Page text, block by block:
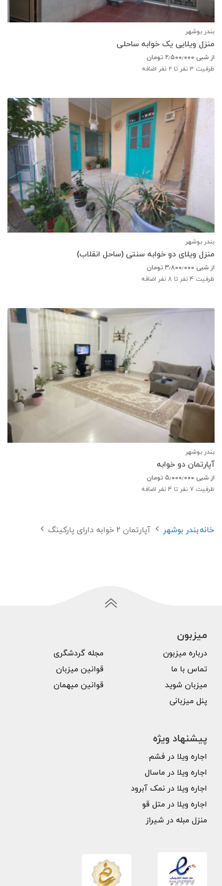
بندر بوشهر
منزل ویلایی یک خوابه ساحلی
از شبی ۲٫۵۰۰٫۰۰۰ تومان
ظرفیت 3 نفر تا 2 نفر اضافه
بندر بوشهر
منزل ویلای دو خوابه سنتی (ساحل انقلاب)
از شبی ۳٫۸۰۰٫۰۰۰ تومان
ظرفیت 4 نفر تا 8 نفر اضافه
بندر بوشهر
آپارتمان دو خوابه
از شبی ۵٫۰۰۰٫۰۰۰ تومان
ظرفیت 7 نفر تا 4 نفر اضافه
خانهبندر بوشهر آپارتمان 2 خوابه دارای پارکینگ
میزبون
درباره میزبون
تماس با ما
میزبان شوید
پنل میزبانی
مجله گردشگری
قوانین میزبان
قوانین میهمان
پیشنهاد ویژه
اجاره ویلا در فشم
اجاره ویلا در ماسال
اجاره ویلا در نمک آبرود
اجاره ویلا در متل قو
منزل مبله در شیراز